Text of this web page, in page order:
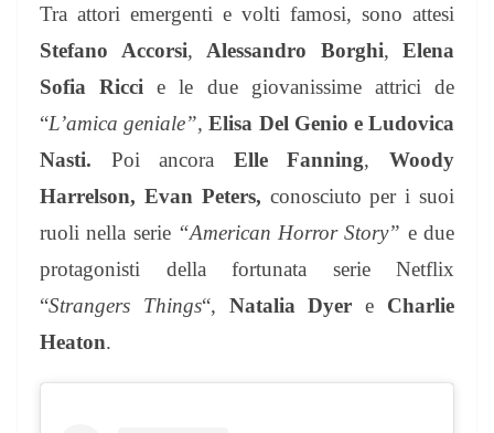
Tra attori emergenti e volti famosi, sono attesi
Stefano Accorsi, Alessandro Borghi, Elena
Sofia Ricci e le due giovanissime attrici de
“L’amica geniale”,Elisa Del Genio e Ludovica
Nasti. Poi ancora Elle Fanning,Woody
Harrelson, Evan Peters, conosciuto per i suoi
ruoli nella serie “American Horror Story” e due
protagonisti della fortunata serie Netflix
“Strangers Things“, Natalia Dyere Charlie
Heaton.